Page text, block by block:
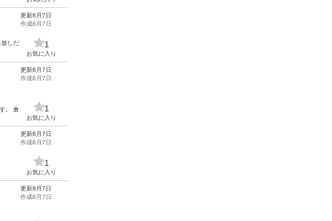
しだ
更新8月7日
作成8月7日
1
お気に入り
。 倉
更新8月7日
作成8月7日
1
お気に入り
更新8月7日
作成8月7日
1
お気に入り
更新8月7日
作成8月7日